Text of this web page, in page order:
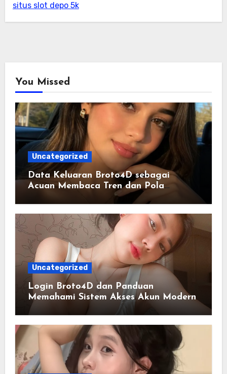
situs slot depo 5k
You Missed
Uncategorized
Data Keluaran Broto4D sebagai
Acuan Membaca Tren dan Pola
Uncategorized
Login Broto4D dan Panduan
Memahami Sistem Akses Akun Modern